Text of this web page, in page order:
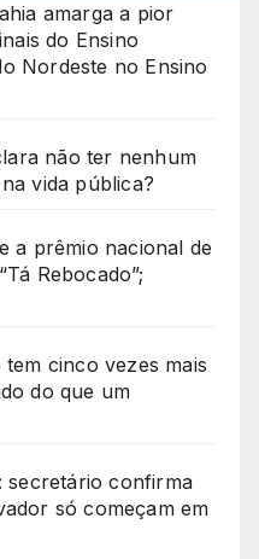
amarga a pior
do Ensino
Nordeste no Ensino
não ter nenhum
vida pública?
a prêmio nacional de
Rebocado”;
cinco vezes mais
do que um
secretário confirma
só começam em